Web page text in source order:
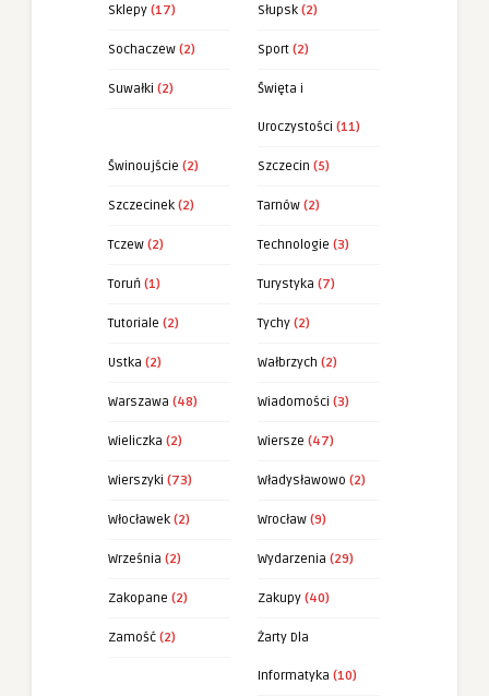
Sklepy (17) Słupsk (2)
Sochaczew (2) Sport (2)
Suwałki (2) Święta i
Uroczystości (11)
Świnoujście (2) Szczecin (5)
Szczecinek (2) Tarnów (2)
Tczew (2) Technologie (3)
Toruń (1) Turystyka (7)
Tutoriale (2) Tychy (2)
Ustka (2) Wałbrzych (2)
Warszawa (48) Wiadomości (3)
Wieliczka (2) Wiersze (47)
Wierszyki (73) Władysławowo (2)
Włocławek (2) Wrocław (9)
Września (2) Wydarzenia (29)
Zakopane (2) Zakupy (40)
Zamość (2) Żarty Dla
Informatyka (10)